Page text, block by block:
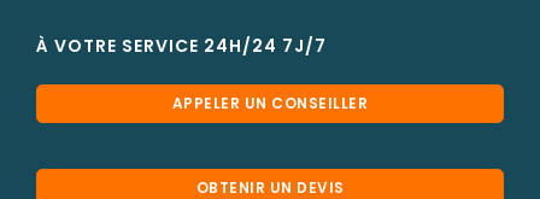
À VOTRE SERVICE 24H/24 7J/7
APPELER UN CONSEILLER
OBTENIR UN DEVIS